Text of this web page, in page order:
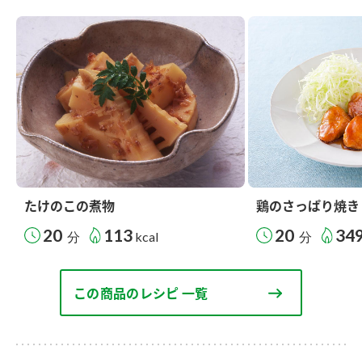
たけのこの煮物
20 分 113 kcal
鶏のさっぱり焼き
20 分
この商品のレシピ 一覧